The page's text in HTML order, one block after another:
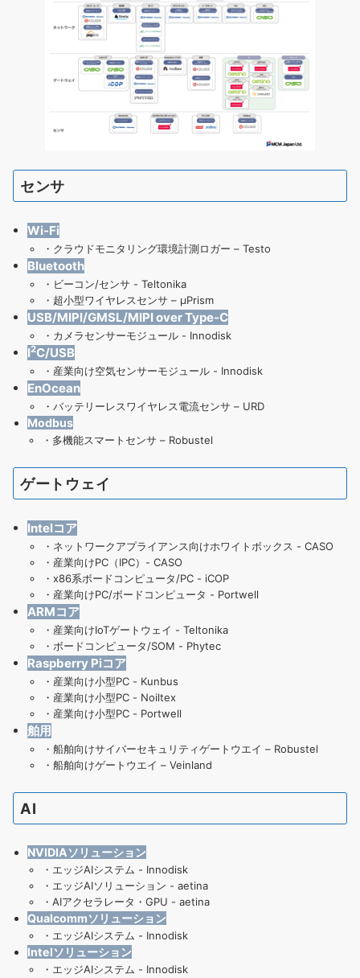
センサ
Wi-Fi
・ クラウドモニタリング環境計測ロガー – Testo
Bluetooth
・ ビーコン/センサ - Teltonika
・ 超小型ワイヤレスセンサ – μPrism
USB/MIPI/GMSL/MIPI over Type-C
・ カメラセンサーモジュール - Innodisk
I2C/USB
・ 産業向け空気センサーモジュール- Innodisk
EnOcean
・ バッテリーレスワイヤレス電流センサ – URD
Modbus
・ 多機能スマートセンサ – Robustel
ゲートウェイ
Intelコア
・ ネットワークアプライアンス向けホワイトボックス - CASO
・ 産業向けPC（IPC）- CASO
・ x86系ボードコンピュータ/PC - iCOP
・ 産業向けPC/ボードコンピュータ - Portwell
ARMコア
・ 産業向けIoTゲートウェイ - Teltonika
・ ボードコンピュータ/SOM - Phytec
Raspberry Piコア
・ 産業向け小型PC - Kunbus
・ 産業向け小型PC - Noiltex
・ 産業向け小型PC - Portwell
舶用
・ 船舶向けサイバーセキュリティゲートウエイ – Robustel
・ 船舶向けゲートウエイ – Veinland
AI
NVIDIAソリューション
・ エッジAIシステム - Innodisk
・ エッジAIソリューション - aetina
・ AIアクセラレータ・GPU - aetina
Qualcommソリューション
・ エッジAIシステム - Innodisk
Intelソリューション
・ エッジAIシステム - Innodisk